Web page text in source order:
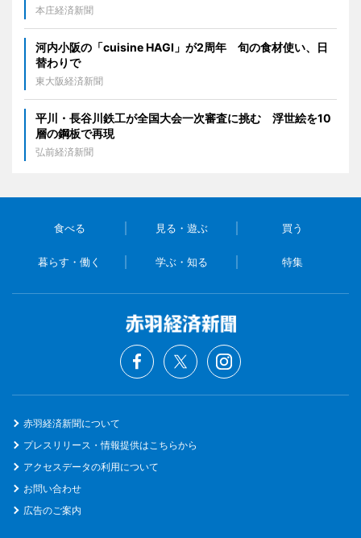
本庄経済新聞
河内小阪の「cuisine HAGI」が2周年 旬の食材使い、日
替わりで
東大阪経済新聞
平川・長谷川鉄工が全国大会一次審査に挑む 浮世絵を10
層の鋼板で再現
弘前経済新聞
食べる 見る・遊ぶ 買う
暮らす・働く 学ぶ・知る 特集
赤羽経済新聞について
プレスリリース・情報提供はこちらから
アクセスデータの利用について
お問い合わせ
広告のご案内